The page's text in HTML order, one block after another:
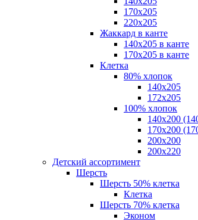
170х205
220х205
Жаккард в канте
140х205 в канте
170х205 в канте
Клетка
80% хлопок
140x205
172х205
100% хлопок
140x200
170x200
200х200
200х220
Детский ассортимент
Шерсть
Шерсть 50% клетка
Клетка
Шерсть 70% клетка
Эконом